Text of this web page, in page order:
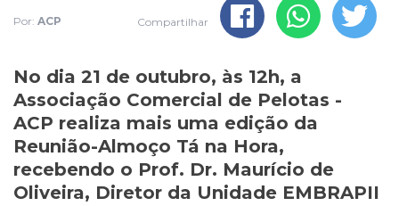
Por: ACP Compartilhar
No dia 21 de outubro, às 12h, a
Associação Comercial de Pelotas -
ACP realiza mais uma edição da
Reunião-Almoço Tá na Hora,
recebendo o Prof. Dr. Maurício de
Oliveira, Diretor da Unidade EMBRAPII